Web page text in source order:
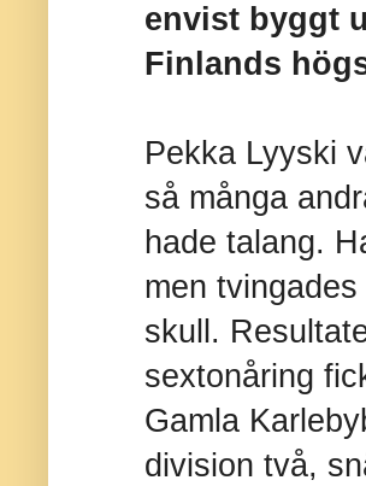
envist byggt
Finlands
Pekka Lyyski
så många
hade talang.
men
skull.
sextonåring
Gamla
division två,